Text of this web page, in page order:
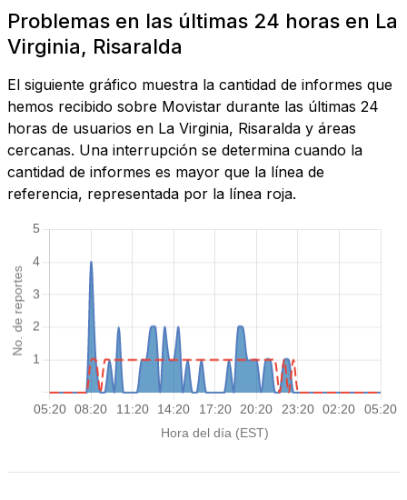
Problemas en las últimas 24 horas en La
Virginia, Risaralda
El siguiente gráfico muestra la cantidad de informes que
hemos recibido sobre Movistar durante las últimas 24
horas de usuarios en La Virginia, Risaralda y áreas
cercanas. Una interrupción se determina cuando la
cantidad de informes es mayor que la línea de
referencia, representada por la línea roja.